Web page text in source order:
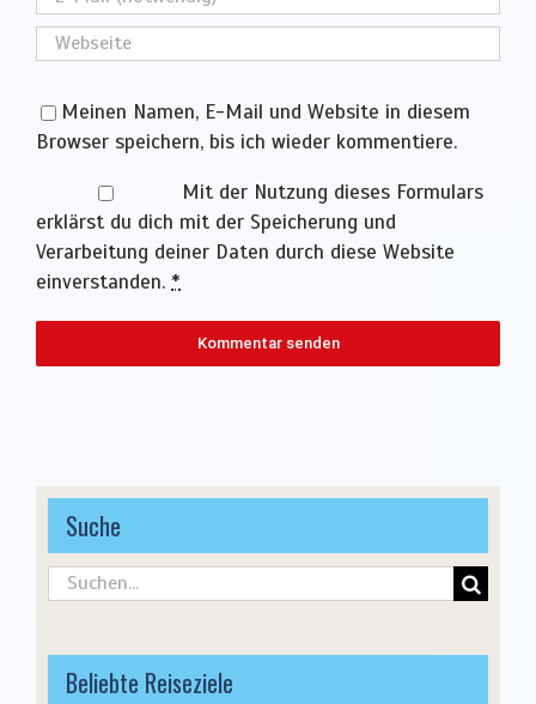
Meinen Namen, E-Mail und Website in diesem
Browser speichern, bis ich wieder kommentiere.
Mit der Nutzung dieses Formulars
erklärst du dich mit der Speicherung und
Verarbeitung deiner Daten durch diese Website
einverstanden. *
Suche
Suche
Beliebte Reiseziele